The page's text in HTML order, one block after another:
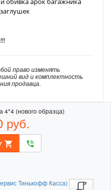
право изменять
вид и комплектность
продавца.
4*4 (нового образца)
руб.
shopping_cart phone_in_talk